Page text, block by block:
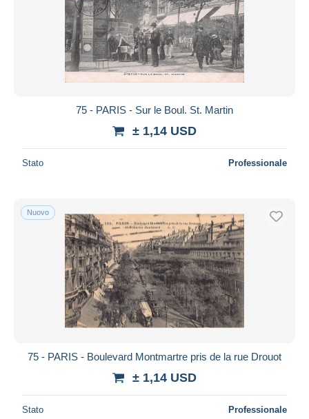
75 - PARIS - Sur le Boul. St. Martin
± 1,14 USD
Stato Professionale
Nuovo
75 - PARIS - Boulevard Montmartre pris de la rue Drouot
± 1,14 USD
Stato Professionale